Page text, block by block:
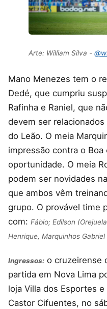
Arte: William Silva -
Mano Menezes tem o
Dedé, que cumpriu
Rafinha e Raniel, que
devem ser
do Leão. O meia
impressão contra o
oportunidade. O meia
podem ser novidades
que ambos vêm
grupo. O provável time
com: Fábio; Edilson
Henrique, Marquinhos
Ingressos: o cruzeirense
partida em Nova Lima
loja Villa dos Esportes
Castor Cifuentes, no